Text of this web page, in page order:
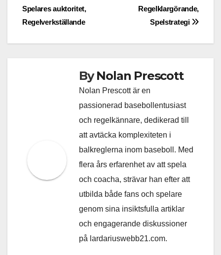
navigation
Regelklargörande,
Spelstrategi
Spelares auktoritet,
Regelverkställande
ByNolan Prescott
Nolan Prescott är en
passionerad basebollentusiast
och regelkännare, dedikerad till
att avtäcka komplexiteten i
balkreglerna inom baseboll. Med
flera års erfarenhet av att spela
och coacha, strävar han efter att
utbilda både fans och spelare
genom sina insiktsfulla artiklar
och engagerande diskussioner
på lardariuswebb21.com.